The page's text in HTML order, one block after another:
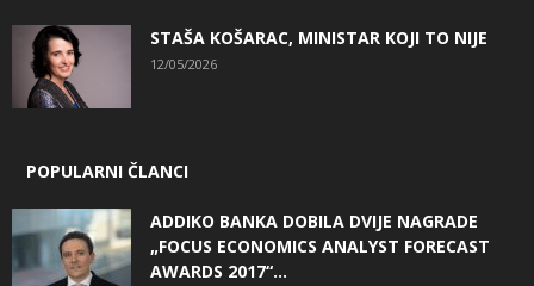
STAŠA KOŠARAC, MINISTAR KOJI TO NIJE
12/05/2026
POPULARNI ČLANCI
ADDIKO BANKA DOBILA DVIJE NAGRADE
„FOCUS ECONOMICS ANALYST FORECAST
AWARDS 2017“...